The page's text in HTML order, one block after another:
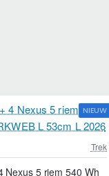
NIEUW
Trek
Nexus 5 riem 540 Wh